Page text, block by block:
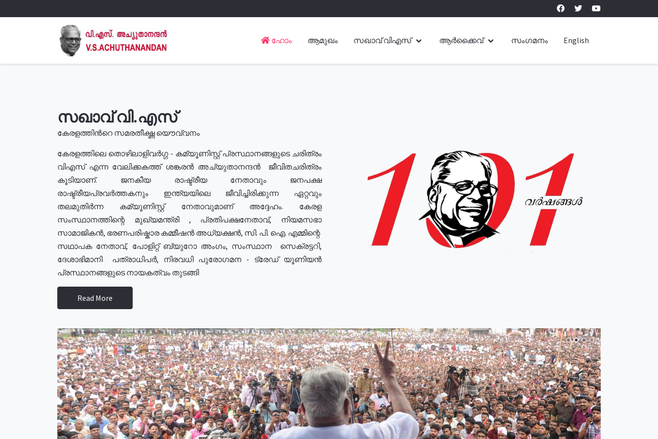
ഹോം ആമുഖം സഖാവ് വിഎസ് ആർക്കൈവ് സംഗമനം English
സഖാവ് വി.എസ്
കേരളത്തിൻറെ സമരതീക്ഷ്ണ യൌവ്വനം
കേരളത്തിലെ തൊഴിലാളിവർഗ്ഗ - കമ്യൂണിസ്റ്റ് പ്രസ്ഥാനങ്ങളുടെ ചരിത്രം
വിഎസ് എന്ന വേലിക്കകത്ത് ശങ്കരൻ അച്യുതാനന്ദൻ ജീവിതചരിത്രം
കൂടിയാണ്. ജനകീയ രാഷ്ട്രീയ നേതാവും ജനപക്ഷ
രാഷ്ട്രീയപ്രവർത്തകനും ഇന്ത്യയിലെ ജീവിച്ചിരിക്കുന്ന ഏറ്റവും
തലമുതിർന്ന കമ്യൂണിസ്റ്റ് നേതാവുമാണ് അദ്ദേഹം. കേരള
സംസ്ഥാനത്തിന്റെ മുഖ്യമന്ത്രി , പ്രതിപക്ഷനേതാവ്, നിയമസഭാ
സാമാജികൻ, ഭരണപരിഷ്കാര കമ്മീഷൻ അധ്യക്ഷൻ, സി. പി. ഐ. എമ്മിന്റെ
സഥാപക നേതാവ്, പോളിറ്റ് ബ്യുറോ അംഗം, സംസ്ഥാന സെക്രട്ടറി,
ദേശാഭിമാനി പത്രാധിപർ, നിരവധി പുരോഗമന - ട്രേഡ് യൂണിയൻ
പ്രസ്ഥാനങ്ങളുടെ നായകത്വം തുടങ്ങി
Read More